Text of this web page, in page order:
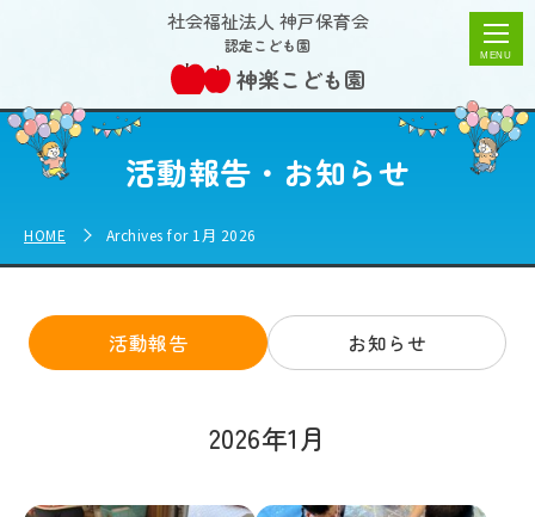
2026年1月 | 神楽こども園社会福祉法人 神戸保育会
認定こども園
神楽こども園
活動報告・お知らせ
HOME Archives for 1月 2026
活動報告 お知らせ
2026年1月